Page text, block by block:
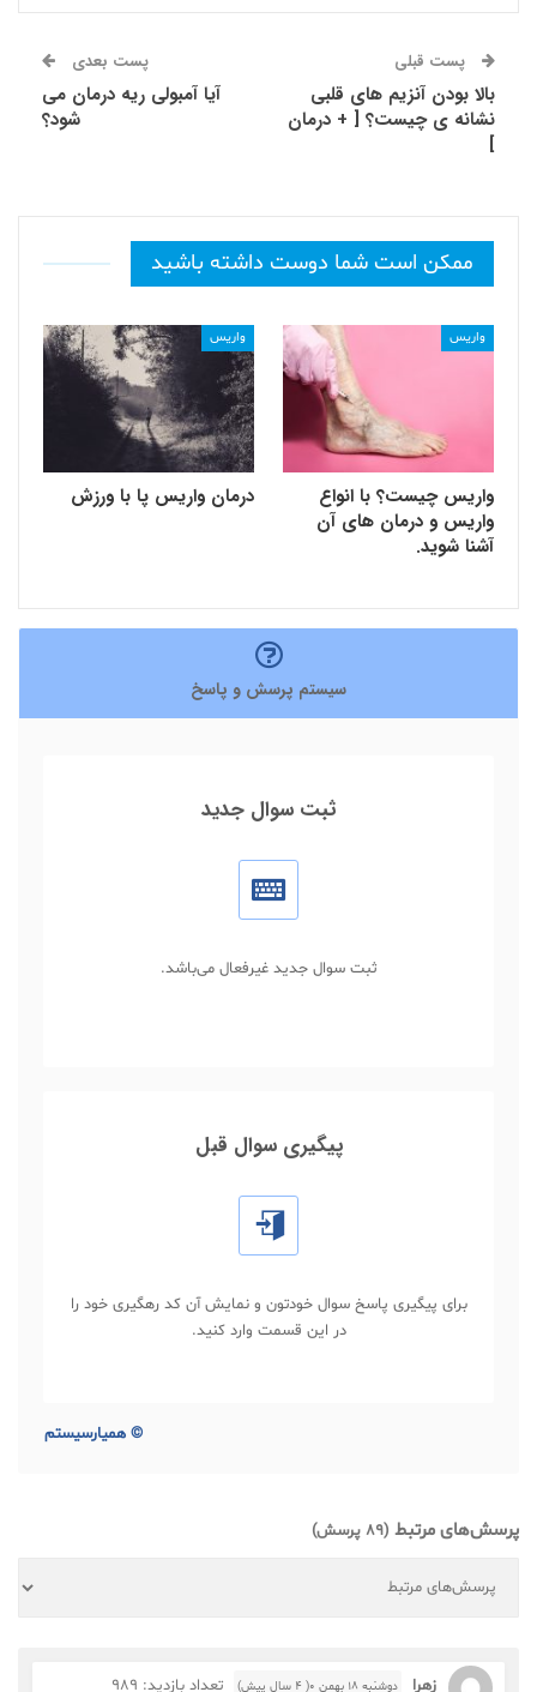
پست قبلی
بالا بودن آنزیم های قلبی
نشانه ی چیست؟ [ + درمان
]
پست بعدی
آیا آمبولی ریه درمان می
شود؟
ممکن است شما دوست داشته باشید
واریس
واریس چیست؟ با انواع
واریس و درمان های آن
آشنا شوید.
واریس
درمان واریس پا با ورزش
سیستم پرسش و پاسخ
ثبت سوال جدید
ثبت سوال جدید غیرفعال می‌باشد.
پیگیری سوال قبل
برای پیگیری پاسخ سوال خودتون و نمایش آن کد رهگیری خود را
در این قسمت وارد کنید.
© همیارسیستم
پرسش‌های مرتبط (89 پرسش)
زهرا دوشنبه ۱۸ بهمن ۰( 4 سال پیش) تعداد بازدید: 989